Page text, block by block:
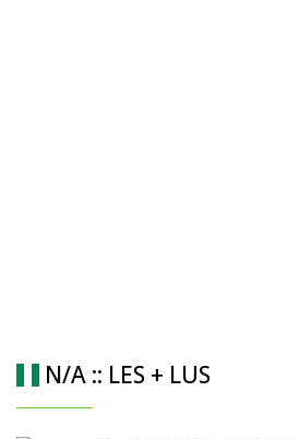
N/A :: LES + LUS